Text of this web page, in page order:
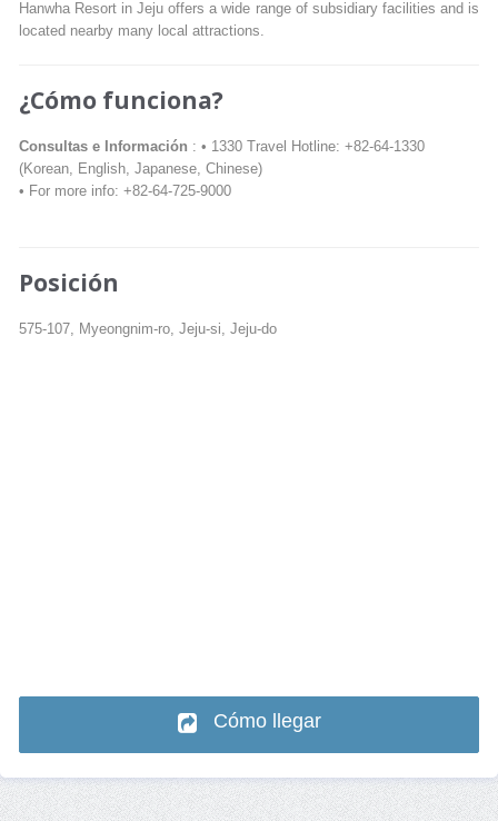
Hanwha Resort in Jeju offers a wide range of subsidiary facilities and is
located nearby many local attractions.
¿Cómo funciona?
Consultas e Información : • 1330 Travel Hotline: +82-64-1330
(Korean, English, Japanese, Chinese)
• For more info: +82-64-725-9000
Posición
575-107, Myeongnim-ro, Jeju-si, Jeju-do
Cómo llegar